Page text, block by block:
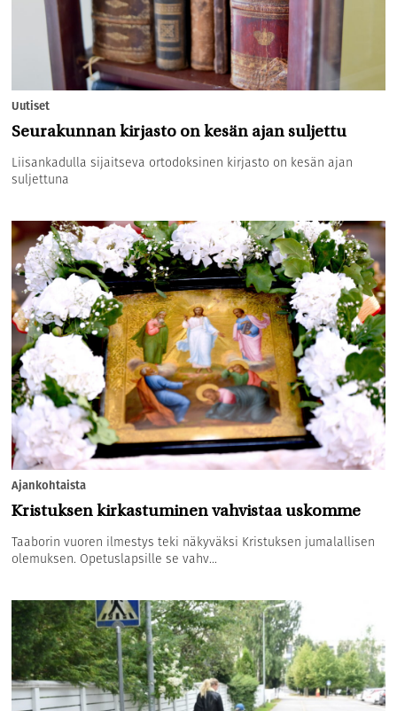
Uutiset
Seurakunnan kirjasto on kesän ajan suljettu
Liisankadulla sijaitseva ortodoksinen kirjasto on kesän ajan
suljettuna
Ajankohtaista
Kristuksen kirkastuminen vahvistaa uskomme
Taaborin vuoren ilmestys teki näkyväksi Kristuksen jumalallisen
olemuksen. Opetuslapsille se vahv...